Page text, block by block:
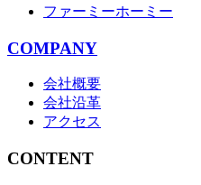
ファーミーホーミー
COMPANY
会社概要
会社沿革
アクセス
CONTENT